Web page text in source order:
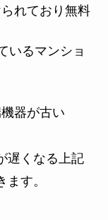
れており無料
いるマンショ
器が古い
遅くなる上記
す。